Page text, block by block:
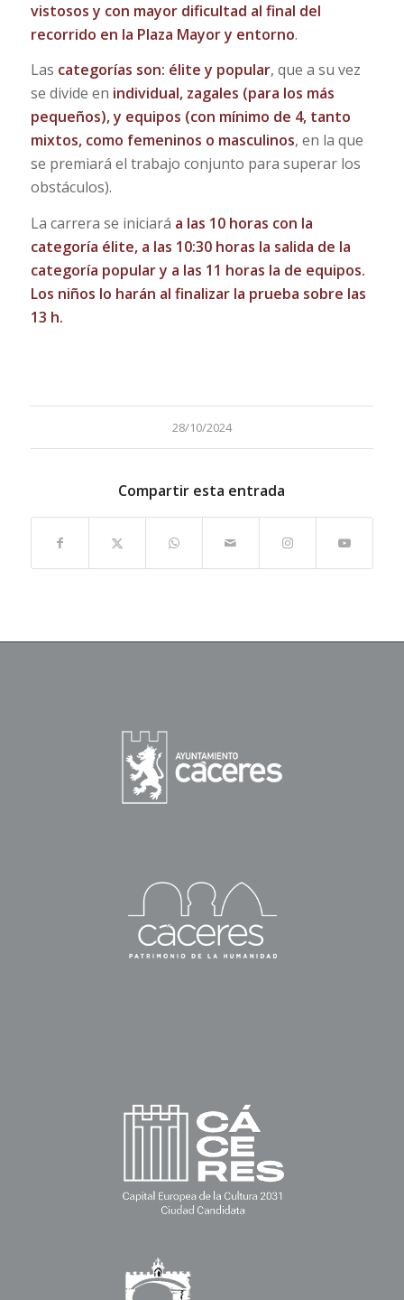
vistosos y con mayor dificultad al final del
recorrido en la Plaza Mayor y entorno.
Las categorías son: élite y popular, que a su vez
se divide en individual, zagales (para los más
pequeños), y equipos (con mínimo de 4, tanto
mixtos, como femeninos o masculinos, en la que
se premiará el trabajo conjunto para superar los
obstáculos).
La carrera se iniciará a las 10 horas con la
categoría élite, a las 10:30 horas la salida de la
categoría popular y a las 11 horas la de equipos.
Los niños lo harán al finalizar la prueba sobre las
13 h.
28/10/2024
Compartir esta entrada